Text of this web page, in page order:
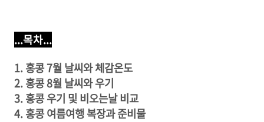
...목차...
1. 홍콩 7월 날씨와 체감온도
2. 홍콩 8월 날씨와 우기
3. 홍콩 우기 및 비오는날 비교
4. 홍콩 여름여행 복장과 준비물